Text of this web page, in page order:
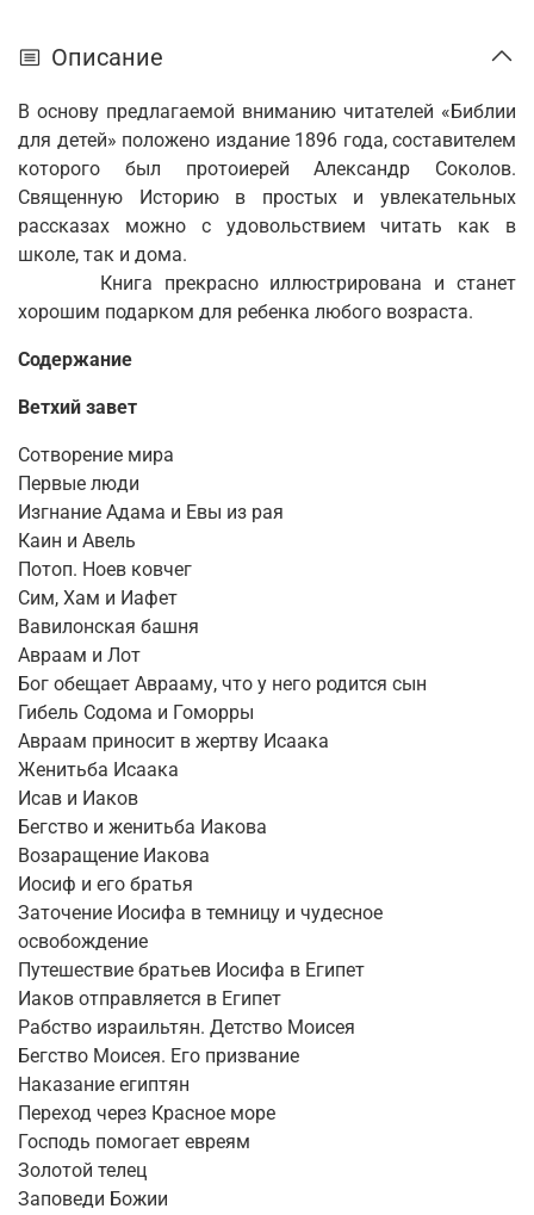
Описание
В основу предлагаемой вниманию читателей «Библии
для детей» положено издание 1896 года, составителем
которого был протоиерей Александр Соколов.
Священную Историю в простых и увлекательных
рассказах можно с удовольствием читать как в
школе, так и дома.
Книга прекрасно иллюстрирована и станет
хорошим подарком для ребенка любого возраста.
Содержание
Ветхий завет
Сотворение мира
Первые люди
Изгнание Адама и Евы из рая
Каин и Авель
Потоп. Ноев ковчег
Сим, Хам и Иафет
Вавилонская башня
Авраам и Лот
Бог обещает Аврааму, что у него родится сын
Гибель Содома и Гоморры
Авраам приносит в жертву Исаака
Женитьба Исаака
Исав и Иаков
Бегство и женитьба Иакова
Возаращение Иакова
Иосиф и его братья
Заточение Иосифа в темницу и чудесное
освобождение
Путешествие братьев Иосифа в Египет
Иаков отправляется в Египет
Рабство израильтян. Детство Моисея
Бегство Моисея. Его призвание
Наказание египтян
Переход через Красное море
Господь помогает евреям
Золотой телец
Заповеди Божии